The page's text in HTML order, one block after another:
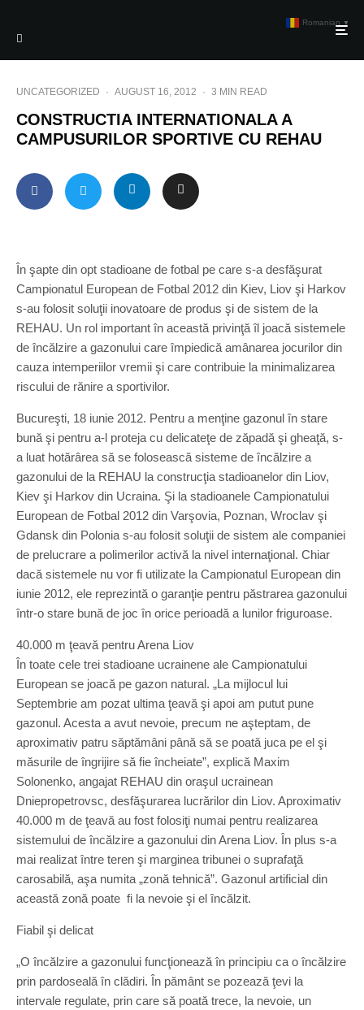
UNCATEGORIZED · AUGUST 16, 2012 · 3 MIN READ
CONSTRUCTIA INTERNATIONALA A
CAMPUSURILOR SPORTIVE CU REHAU
În şapte din opt stadioane de fotbal pe care s-a desfăşurat
Campionatul European de Fotbal 2012 din Kiev, Liov şi Harkov
s-au folosit soluţii inovatoare de produs şi de sistem de la
REHAU. Un rol important în această privinţă îl joacă sistemele
de încălzire a gazonului care împiedică amânarea jocurilor din
cauza intemperiilor vremii şi care contribuie la minimalizarea
riscului de rănire a sportivilor.
Bucureşti, 18 iunie 2012. Pentru a menţine gazonul în stare
bună şi pentru a-l proteja cu delicateţe de zăpadă şi gheaţă, s-
a luat hotărârea să se folosească sisteme de încălzire a
gazonului de la REHAU la construcţia stadioanelor din Liov,
Kiev şi Harkov din Ucraina. Şi la stadioanele Campionatului
European de Fotbal 2012 din Varşovia, Poznan, Wroclav şi
Gdansk din Polonia s-au folosit soluţii de sistem ale companiei
de prelucrare a polimerilor activă la nivel internaţional. Chiar
dacă sistemele nu vor fi utilizate la Campionatul European din
iunie 2012, ele reprezintă o garanţie pentru păstrarea gazonului
într-o stare bună de joc în orice perioadă a lunilor friguroase.
40.000 m ţeavă pentru Arena Liov
În toate cele trei stadioane ucrainene ale Campionatului
European se joacă pe gazon natural. „La mijlocul lui
Septembrie am pozat ultima ţeavă şi apoi am putut pune
gazonul. Acesta a avut nevoie, precum ne aşteptam, de
aproximativ patru săptămâni până să se poată juca pe el şi
măsurile de îngrijire să fie încheiate”, explică Maxim
Solonenko, angajat REHAU din oraşul ucrainean
Dniepropetrovsc, desfăşurarea lucrărilor din Liov. Aproximativ
40.000 m de ţeavă au fost folosiţi numai pentru realizarea
sistemului de încălzire a gazonului din Arena Liov. În plus s-a
mai realizat între teren şi marginea tribunei o suprafaţă
carosabilă, aşa numita „zonă tehnică”. Gazonul artificial din
această zonă poate fi la nevoie şi el încălzit.
Fiabil şi delicat
„O încălzire a gazonului funcţionează în principiu ca o încălzire
prin pardoseală în clădiri. În pământ se pozează ţevi la
intervale regulate, prin care să poată trece, la nevoie, un
Romanian ▼